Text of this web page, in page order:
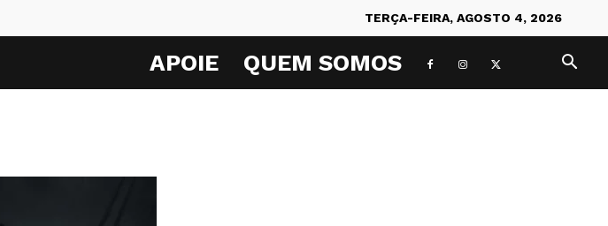
TERÇA-FEIRA, AGOSTO 4, 2026
APOIE QUEM SOMOS